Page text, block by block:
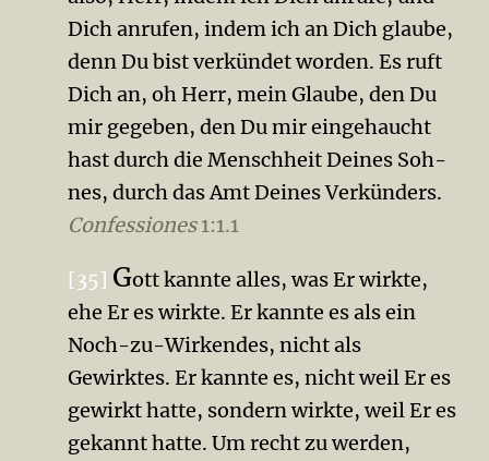
Dich anrufen, indem ich an Dich glaube,
denn Du bist verkündet worden. Es ruft
Dich an, oh Herr, mein Glaube, den Du
mir gegeben, den Du mir eingehaucht
hast durch die Menschheit Deines Soh­
nes, durch das Amt Deines Verkünders.
Confessiones1:1.1
[35] Gott kannte alles, was Er wirkte,
ehe Er es wirkte. Er kannte es als ein
Noch-zu-Wirkendes, nicht als
Gewirktes. Er kannte es, nicht weil Er es
gewirkt hatte, sondern wirkte, weil Er es
gekannt hatte. Um recht zu werden,